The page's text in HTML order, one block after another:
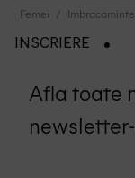
Femei Imbracaminte
INSCRIERE
Afla toate